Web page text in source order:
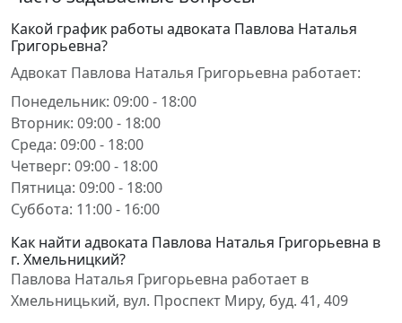
Какой график работы адвоката Павлова Наталья
Григорьевна?
Адвокат Павлова Наталья Григорьевна работает:
Понедельник: 09:00 - 18:00
Вторник: 09:00 - 18:00
Среда: 09:00 - 18:00
Четверг: 09:00 - 18:00
Пятница: 09:00 - 18:00
Суббота: 11:00 - 16:00
Как найти адвоката Павлова Наталья Григорьевна в
г. Хмельницкий?
Павлова Наталья Григорьевна работает в
Хмельницький, вул. Проспект Миру, буд. 41, 409